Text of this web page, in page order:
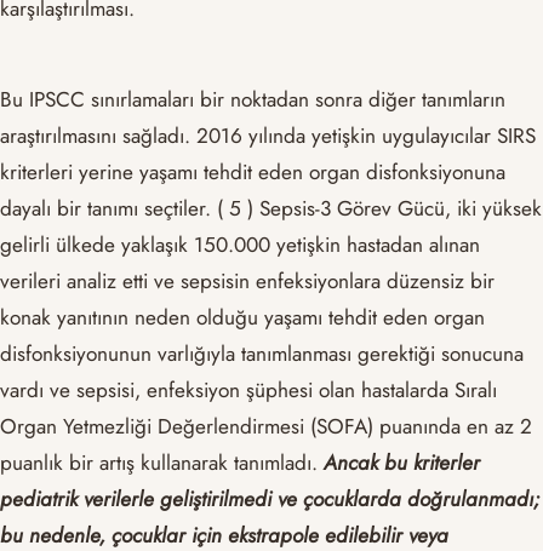
karşılaştırılması.
Bu IPSCC sınırlamaları bir noktadan sonra diğer tanımların
araştırılmasını sağladı. 2016 yılında yetişkin uygulayıcılar SIRS
kriterleri yerine yaşamı tehdit eden organ disfonksiyonuna
dayalı bir tanımı seçtiler. ( 5 ) Sepsis-3 Görev Gücü, iki yüksek
gelirli ülkede yaklaşık 150.000 yetişkin hastadan alınan
verileri analiz etti ve sepsisin enfeksiyonlara düzensiz bir
konak yanıtının neden olduğu yaşamı tehdit eden organ
disfonksiyonunun varlığıyla tanımlanması gerektiği sonucuna
vardı ve sepsisi, enfeksiyon şüphesi olan hastalarda Sıralı
Organ Yetmezliği Değerlendirmesi (SOFA) puanında en az 2
puanlık bir artış kullanarak tanımladı.Ancak bu kriterler
pediatrik verilerle geliştirilmedi ve çocuklarda doğrulanmadı;
bu nedenle, çocuklar için ekstrapole edilebilir veya